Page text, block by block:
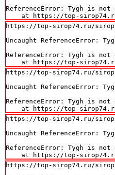
ReferenceError: Tygh is not
at https://top-
https://top-sirop74.ru/
Uncaught ReferenceError:
ReferenceError: Tygh is not
at https://top-
https://top-sirop74.ru/
Uncaught ReferenceError:
ReferenceError: Tygh is not
at https://top-
https://top-sirop74.ru/
Uncaught ReferenceError:
ReferenceError: Tygh is not
at https://top-
https://top-sirop74.ru/